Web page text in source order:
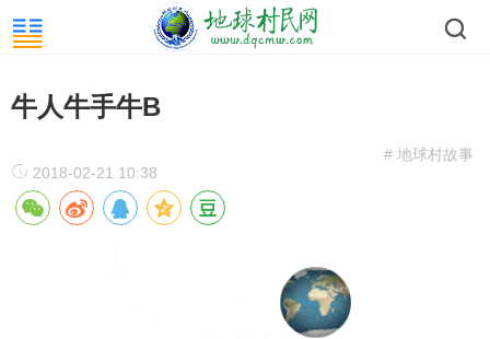
牛人牛手牛B
# 地球村故事
2018-02-21 10:38